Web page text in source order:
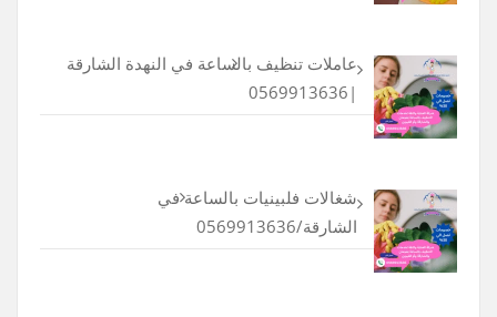
عاملات تنظيف بالساعة في النهدة الشارقة
|0569913636
شغالات فلبينيات بالساعة في
الشارقة/0569913636